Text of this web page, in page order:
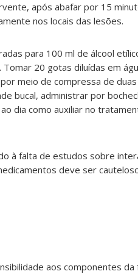
após abafar por 15
nos locais das lesões.
para 100 ml de álcool
20 gotas diluídas em
meio de compressa de
bucal, administrar por
dia como auxiliar no
à falta de estudos sobre
deve ser
aos componentes da